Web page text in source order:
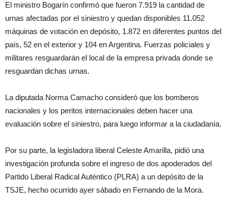
El ministro Bogarín confirmó que fueron 7.919 la cantidad de
urnas afectadas por el siniestro y quedan disponibles 11.052
máquinas de votación en depósito, 1.872 en diferentes puntos del
país, 52 en el exterior y 104 en Argentina. Fuerzas policiales y
militares resguardarán el local de la empresa privada donde se
resguardan dichas urnas.
La diputada Norma Camacho consideró que los bomberos
nacionales y los peritos internacionales deben hacer una
evaluación sobre el siniestro, para luego informar a la ciudadanía.
Por su parte, la legisladora liberal Celeste Amarilla, pidió una
investigación profunda sobre el ingreso de dos apoderados del
Partido Liberal Radical Auténtico (PLRA) a un depósito de la
TSJE, hecho ocurrido ayer sábado en Fernando de la Mora.